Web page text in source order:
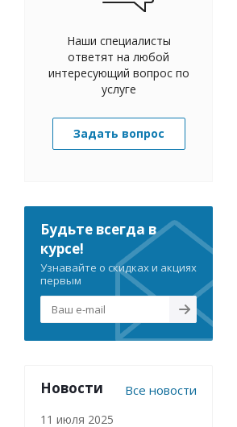
Наши специалисты
ответят на любой
интересующий вопрос по
услуге
Задать вопрос
Будьте всегда в
курсе!
Узнавайте о скидках и акциях
первым
Новости Все новости
11 июля 2025